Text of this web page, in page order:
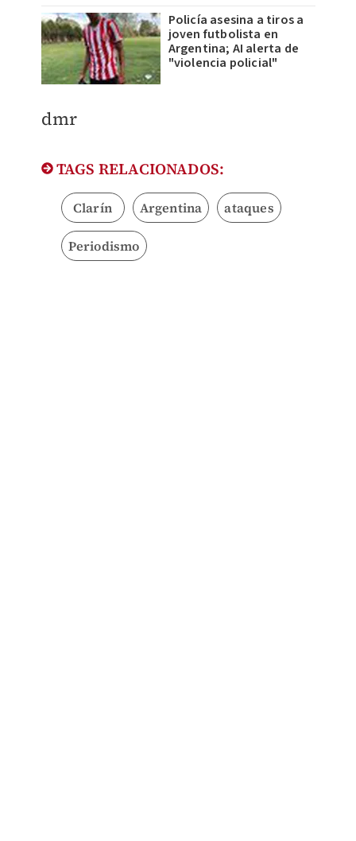
Policía asesina a tiros a
joven futbolista en
Argentina; AI alerta de
"violencia policial"
dmr
TAGS RELACIONADOS:
Clarín Argentina ataques
Periodismo